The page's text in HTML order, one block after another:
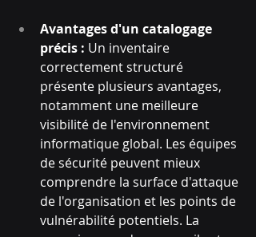
Avantages d'un catalogage
précis : Un inventaire
correctement structuré
présente plusieurs avantages,
notamment une meilleure
visibilité de l'environnement
informatique global. Les équipes
de sécurité peuvent mieux
comprendre la surface d'attaque
de l'organisation et les points de
vulnérabilité potentiels. La